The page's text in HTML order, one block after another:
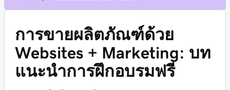
การขายผลิตภัณฑ์ด้วย
Websites + Marketing: บท
แนะนำการฝึกอบรมฟรี